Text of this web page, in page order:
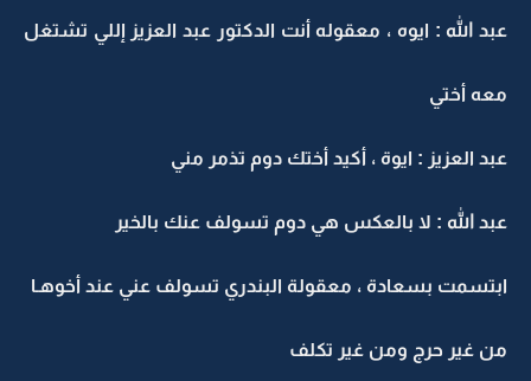
عبد الله : ايوه ، معقوله أنت الدكتور عبد العزيز إللي تشتغل
معه أختي
عبد العزيز : ايوة ، أكيد أختك دوم تذمر مني
عبد الله : لا بالعكس هي دوم تسولف عنك بالخير
ابتسمت بسعادة ، معقولة البندري تسولف عني عند أخوهـا
من غير حرج ومن غير تكلف